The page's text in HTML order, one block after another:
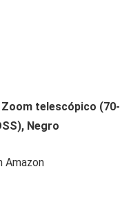
Zoom telescópico (70-
Negro
Amazon